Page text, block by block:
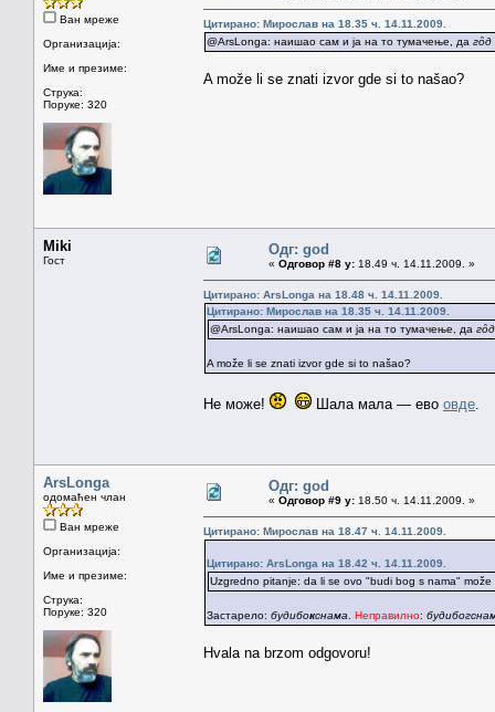
Ван мреже
Организација:
Име и презиме:
Струка:
Поруке: 320
Цитирано: Мирослав на 18.35 ч. 14.11.2009.
@ArsLonga: наишао сам и ја на то тумачење, да гȏд
A može li se znati izvor gde si to našao?
Miki
Гост
Одг: god
« Одговор #8 у: 18.49 ч. 14.11.2009. »
Цитирано: ArsLonga на 18.48 ч. 14.11.2009.
Цитирано: Мирослав на 18.35 ч. 14.11.2009.
@ArsLonga: наишао сам и ја на то тумачење, да гȏд
A može li se znati izvor gde si to našao?
Не може! Шала мала — ево овде
ArsLonga
одомаћен члан
Ван мреже
Организација:
Име и презиме:
Струка:
Поруке: 320
Одг: god
« Одговор #9 у: 18.50 ч. 14.11.2009. »
Цитирано: Мирослав на 18.47 ч. 14.11.2009.
Цитирано: ArsLonga на 18.42 ч. 14.11.2009.
Uzgredno pitanje: da li se ovo "budi bog s nama"
Застарело: будибокснама Неправилно:
Hvala na brzom odgovoru!